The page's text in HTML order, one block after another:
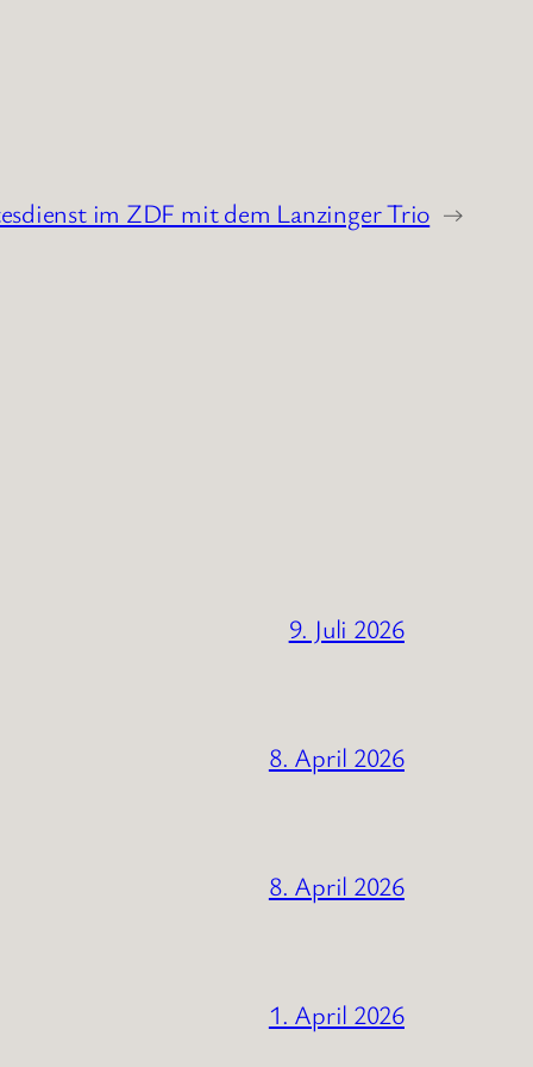
im ZDF mit dem Lanzinger Trio →
9. Juli 2026
8. April 2026
8. April 2026
1. April 2026